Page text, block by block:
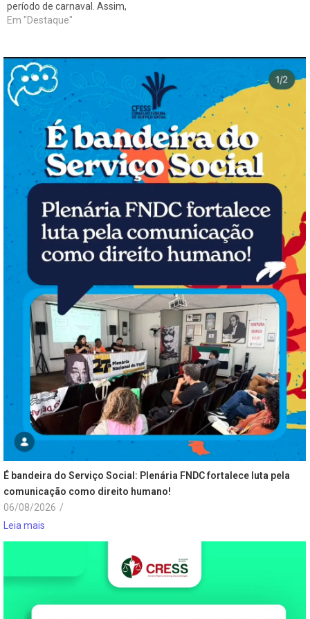
período de carnaval. Assim,
nos dias 27 e 28 de fevereiro
Atenciosamente, Conselho
Regional de Serviço Social
18a. Região – Sergipe
Gestão Ousar, lutar,…
Em "Destaque"
É bandeira do Serviço Social: Plenária FNDC fortalece luta pela
comunicação como direito humano!
06/08/2026 /
Leia mais